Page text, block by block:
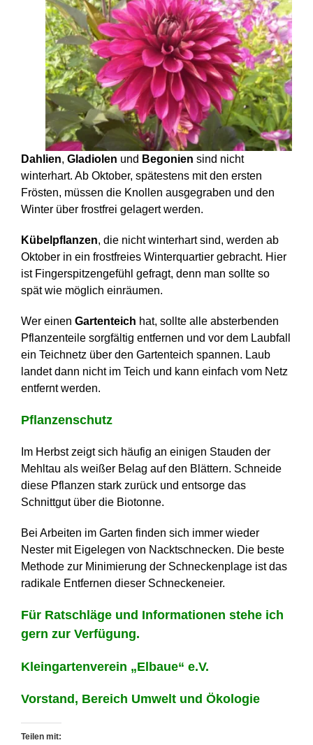
Dahlien, Gladiolen und Begonien sind nicht
winterhart. Ab Oktober, spätestens mit den ersten
Frösten, müssen die Knollen ausgegraben und den
Winter über frostfrei gelagert werden.
Kübelpflanzen, die nicht winterhart sind, werden ab
Oktober in ein frostfreies Winterquartier gebracht. Hier
ist Fingerspitzengefühl gefragt, denn man sollte so
spät wie möglich einräumen.
Wer einen Gartenteich hat, sollte alle absterbenden
Pflanzenteile sorgfältig entfernen und vor dem Laubfall
ein Teichnetz über den Gartenteich spannen. Laub
landet dann nicht im Teich und kann einfach vom Netz
entfernt werden.
Pflanzenschutz
Im Herbst zeigt sich häufig an einigen Stauden der
Mehltau als weißer Belag auf den Blättern. Schneide
diese Pflanzen stark zurück und entsorge das
Schnittgut über die Biotonne.
Bei Arbeiten im Garten finden sich immer wieder
Nester mit Eigelegen von Nacktschnecken. Die beste
Methode zur Minimierung der Schneckenplage ist das
radikale Entfernen dieser Schneckeneier.
Für Ratschläge und Informationen stehe ich
gern zur Verfügung.
Kleingartenverein „Elbaue“ e.V.
Vorstand, Bereich Umwelt und Ökologie
Teilen mit: